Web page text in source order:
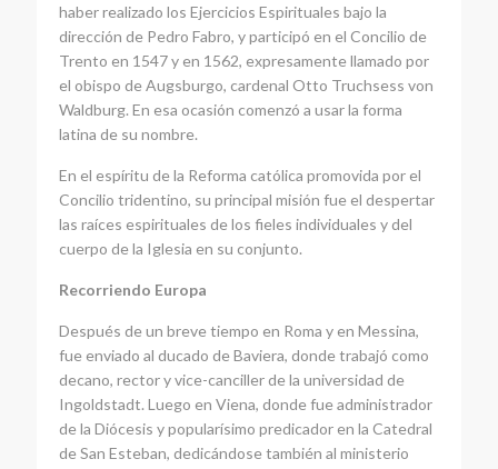
haber realizado los Ejercicios Espirituales bajo la
dirección de Pedro Fabro, y participó en el Concilio de
Trento en 1547 y en 1562, expresamente llamado por
el obispo de Augsburgo, cardenal Otto Truchsess von
Waldburg. En esa ocasión comenzó a usar la forma
latina de su nombre.
En el espíritu de la Reforma católica promovida por el
Concilio tridentino, su principal misión fue el despertar
las raíces espirituales de los fieles individuales y del
cuerpo de la Iglesia en su conjunto.
Recorriendo Europa
Después de un breve tiempo en Roma y en Messina,
fue enviado al ducado de Baviera, donde trabajó como
decano, rector y vice-canciller de la universidad de
Ingoldstadt. Luego en Viena, donde fue administrador
de la Diócesis y popularísimo predicador en la Catedral
de San Esteban, dedicándose también al ministerio